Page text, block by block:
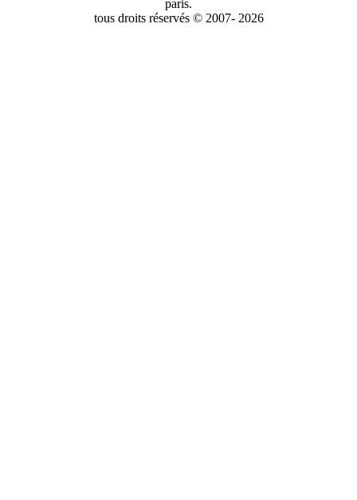
paris.
tous droits réservés © 2007- 2026